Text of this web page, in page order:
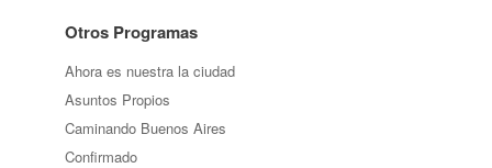
Otros Programas
Ahora es nuestra la ciudad
Asuntos Propios
Caminando Buenos Aires
Confirmado